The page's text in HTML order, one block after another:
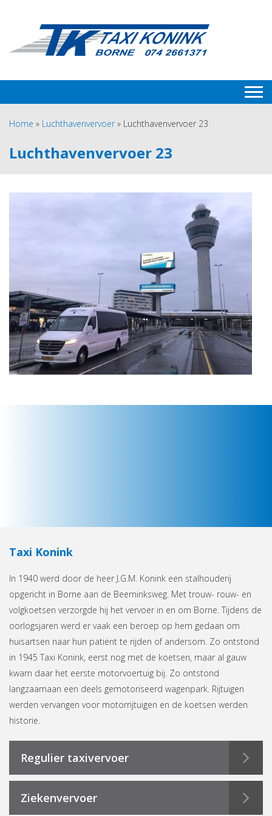
Home » Luchthavenvervoer » Luchthavenvervoer 23
Luchthavenvervoer 23
Taxi Konink
In 1940 werd door de heer J.G.M. Konink een stalhouderij
opgericht in Borne aan de Beerninksweg. Met trouw- rouw- en
volgkoetsen verzorgde hij het vervoer in en om Borne. Tijdens de
oorlogsjaren werd er vaak een beroep op hem gedaan om
huisartsen naar hun patiënt te rijden of andersom. Zo ontstond
in 1945 Taxi Konink, eerst nog met de koetsen, maar al gauw
kwam daar het eerste motorvoertuig bij. Zo ontstond
langzaamaan een deels gemotoriseerd wagenpark. Rijtuigen
werden vervangen voor motorrijtuigen en de koetsen werden
historie.
Regulier taxivervoer
Ziekenvervoer